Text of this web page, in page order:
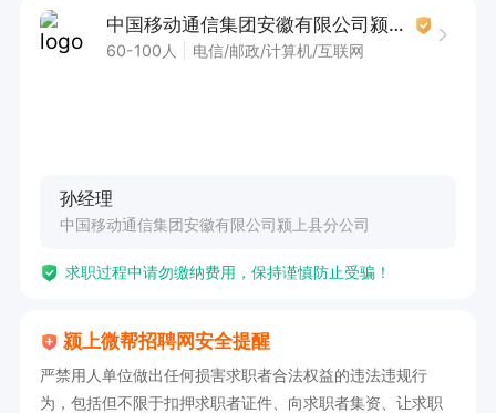
中国移动通信集团安徽有限公司颍上县分公司
60-100人 电信/邮政/计算机/互联网
孙经理
中国移动通信集团安徽有限公司颍上县分公司
求职过程中请勿缴纳费用，保持谨慎防止受骗！
颍上微帮招聘网安全提醒
严禁用人单位做出任何损害求职者合法权益的违法违规行
为，包括但不限于扣押求职者证件、向求职者集资、让求职